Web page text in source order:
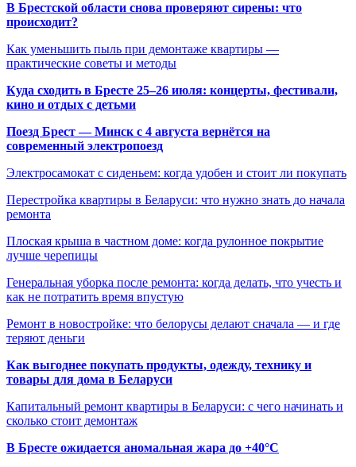
В Брестской области снова проверяют сирены: что
происходит?
Как уменьшить пыль при демонтаже квартиры —
практические советы и методы
Куда сходить в Бресте 25–26 июля: концерты, фестивали,
кино и отдых с детьми
Поезд Брест — Минск с 4 августа вернётся на
современный электропоезд
Электросамокат с сиденьем: когда удобен и стоит ли покупать
Перестройка квартиры в Беларуси: что нужно знать до начала
ремонта
Плоская крыша в частном доме: когда рулонное покрытие
лучше черепицы
Генеральная уборка после ремонта: когда делать, что учесть и
как не потратить время впустую
Ремонт в новостройке: что белорусы делают сначала — и где
теряют деньги
Как выгоднее покупать продукты, одежду, технику и
товары для дома в Беларуси
Капитальный ремонт квартиры в Беларуси: с чего начинать и
сколько стоит демонтаж
В Бресте ожидается аномальная жара до +40°C